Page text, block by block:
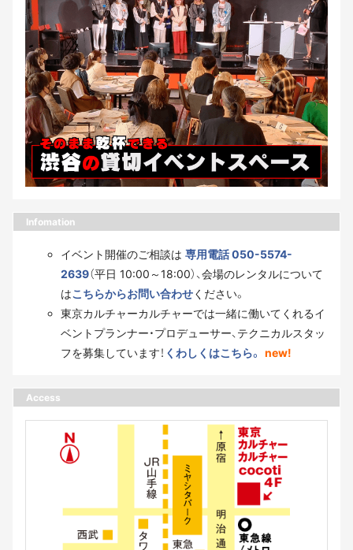
Infomation
イベント開催のご相談は 専用電話 050-5574-
2639（平日 10:00～18:00）、会場のレンタルについて
はこちらからお問い合わせください。
東京カルチャーカルチャーでは一緒に働いてくれるイ
ベントプランナー・プロデューサー、テクニカルスタッ
フを募集しています！ くわしくはこちら。 new!
Access